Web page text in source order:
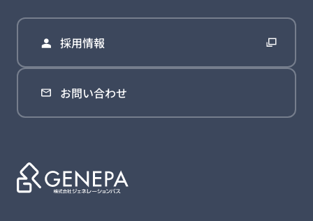
採用情報
お問い合わせ